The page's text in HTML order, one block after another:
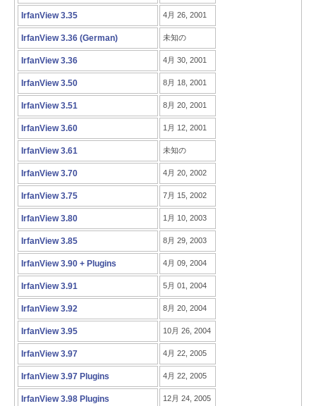
IrfanView 3.35 4月 26, 2001
IrfanView 3.36 (German) 未知の
IrfanView 3.36 4月 30, 2001
IrfanView 3.50 8月 18, 2001
IrfanView 3.51 8月 20, 2001
IrfanView 3.60 1月 12, 2001
IrfanView 3.61 未知の
IrfanView 3.70 4月 20, 2002
IrfanView 3.75 7月 15, 2002
IrfanView 3.80 1月 10, 2003
IrfanView 3.85 8月 29, 2003
IrfanView 3.90 + Plugins 4月 09, 2004
IrfanView 3.91 5月 01, 2004
IrfanView 3.92 8月 20, 2004
IrfanView 3.95 10月 26, 2004
IrfanView 3.97 4月 22, 2005
IrfanView 3.97 Plugins 4月 22, 2005
IrfanView 3.98 Plugins 12月 24, 2005